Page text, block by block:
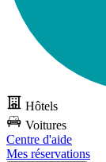
Hôtels
Voitures
Centre d'aide
Mes réservations